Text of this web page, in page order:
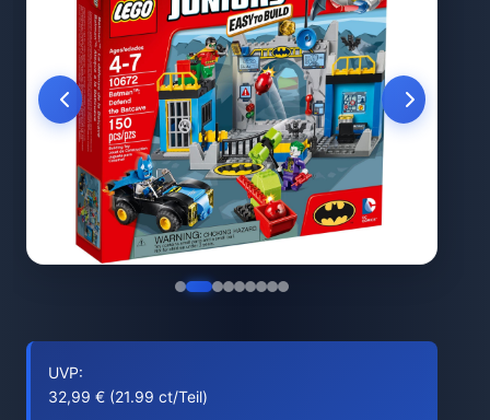
UVP:
32,99 € (21.99 ct/Teil)